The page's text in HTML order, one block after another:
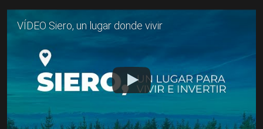
VÍDEO Siero, un lugar donde vivir